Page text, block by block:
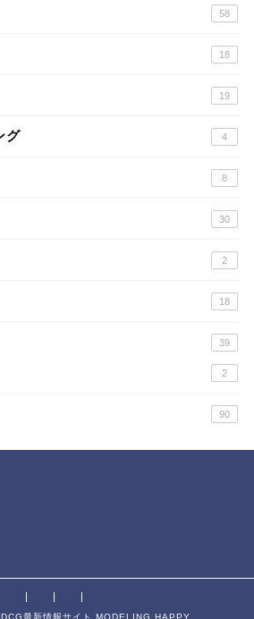
58
18
19
グ 4
8
30
2
18
39
2
90
最新情報サイト MODELING HAPPY